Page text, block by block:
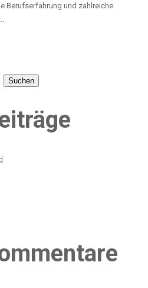
Berufserfahrung und zahlreiche
Suchen